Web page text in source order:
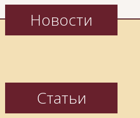
Новости
Статьи